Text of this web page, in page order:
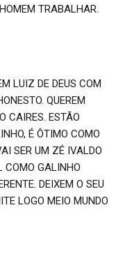
TRABALHAR.
LUIZ DE DEUS COM
QUEREM
CAIRES. ESTÃO
É ÔTIMO COMO
SER UM ZÉ IVALDO
COMO GALINHO
DEIXEM O SEU
LOGO MEIO MUNDO